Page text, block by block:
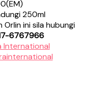
250ml
ini sila hubungi
6767966
International